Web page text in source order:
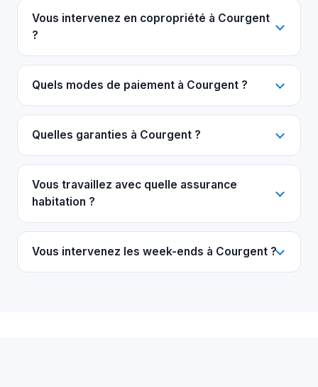
Vous intervenez en copropriété à Courgent
?
Quels modes de paiement à Courgent ?
Quelles garanties à Courgent ?
Vous travaillez avec quelle assurance
habitation ?
Vous intervenez les week-ends à Courgent ?